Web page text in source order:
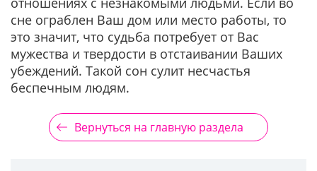
сне ограблен Ваш дом или место работы, то
это значит, что судьба потребует от Вас
мужества и твердости в отстаивании Ваших
убеждений. Такой сон сулит несчастья
беспечным людям.
Вернуться на главную раздела